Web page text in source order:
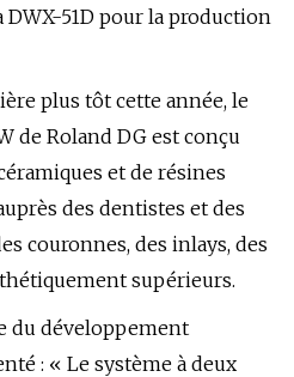
DWX-51D pour la production
plus tôt cette année, le
de Roland DG est conçu
et de résines
des dentistes et des
couronnes, des inlays, des
supérieurs.
du développement
: « Le système à deux